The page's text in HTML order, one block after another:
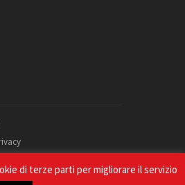
di terze parti per migliorare il servizio